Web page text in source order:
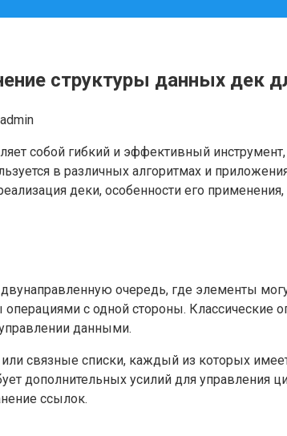
структуры данных дек
admin
собой гибкий и эффективный
в различных алгоритмах и
деки, особенности его
очередь, где элементы
с одной стороны. Классические
данными.
связные списки, каждый из которых
дополнительных усилий для управления
ссылок.